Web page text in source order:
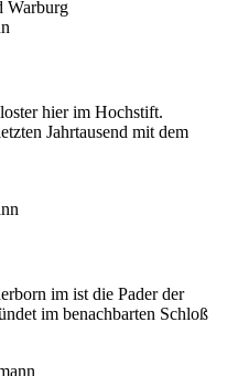
Warburg
hier im Hochstift.
Jahrtausend mit dem
im ist die Pader der
im benachbarten Schloß